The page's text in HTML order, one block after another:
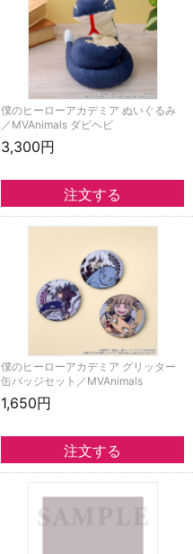
僕のヒーローアカデミア ぬいぐるみ
／MVAnimals ダビヘビ
3,300円
僕のヒーローアカデミア グリッター
缶バッジセット／MVAnimals
1,650円